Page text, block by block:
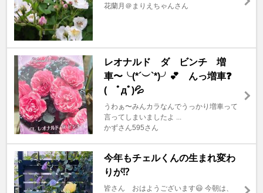
花蘭月＠まりえちゃんさん
レオナルド ダ ビンチ 増
車〜╰(*´︶`*)╯💕 んっ増車❓
( ﾟдﾟ)💦
うわぁ〜みんカラなんでうっかり増車って
言ってしまいましたよ ...
かずさん595さん
今年もチェルくんの生まれ変わ
りが⁉️
皆さん おはようございます😃 今朝は、